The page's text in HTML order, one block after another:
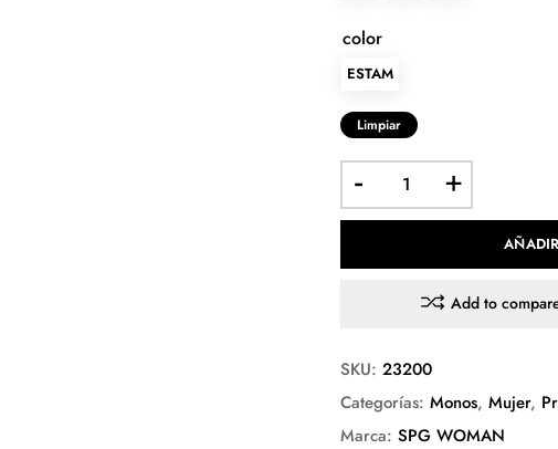
color
ESTAM
Limpiar
- +
Add to
SKU: 23200
Categorías: Monos, Mujer,
Marca: SPG WOMAN